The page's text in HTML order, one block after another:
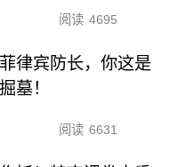
阅读 4695
律宾防长，你这是
墓！
阅读 6631